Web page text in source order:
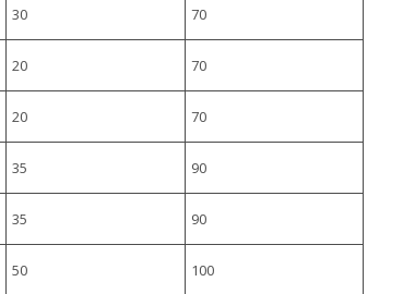
30 70
20 70
20 70
35 90
35 90
50 100